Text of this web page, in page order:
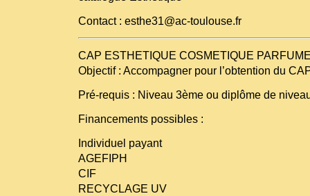
Contact : esthe31@ac-toulouse.fr
CAP ESTHETIQUE COSMETIQUE
Objectif : Accompagner pour l’obtention du
Pré-requis : Niveau 3ème ou diplôme de
Financements possibles :
Individuel payant
AGEFIPH
CIF
RECYCLAGE UV